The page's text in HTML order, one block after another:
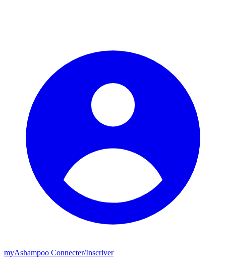
myAshampoo Connecter/Inscriver